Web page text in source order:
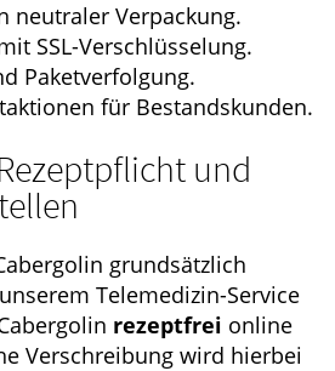
neutraler Verpackung.
SSL-Verschlüsselung.
Paketverfolgung.
für Bestandskunden.
und
grundsätzlich
Telemedizin-Service
rezeptfrei online
Verschreibung wird hierbei